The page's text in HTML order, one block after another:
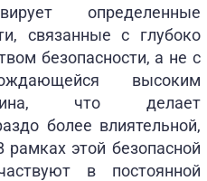
определенные
связанные с глубоко
безопасности, а не с
высоким
что делает
более влиятельной,
рамках этой безопасной
в постоянной